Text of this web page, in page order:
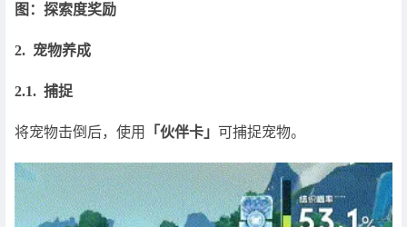
图：探索度奖励
2. 宠物养成
2.1. 捕捉
将宠物击倒后，使用 「伙伴卡」 可捕捉宠物。